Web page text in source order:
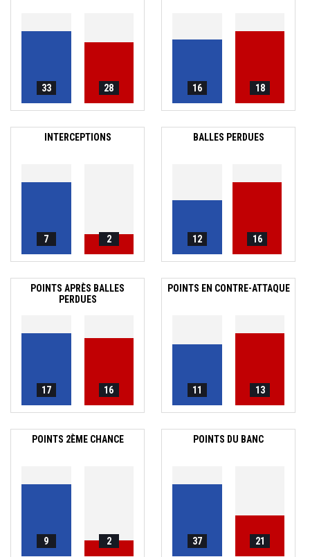
33 28 16 18
INTERCEPTIONS
7 2
BALLES PERDUES
12 16
POINTS APRÈS BALLES
PERDUES
17 16
POINTS EN CONTRE-ATTAQUE
11 13
POINTS 2ÈME CHANCE
9 2
POINTS DU BANC
37 21